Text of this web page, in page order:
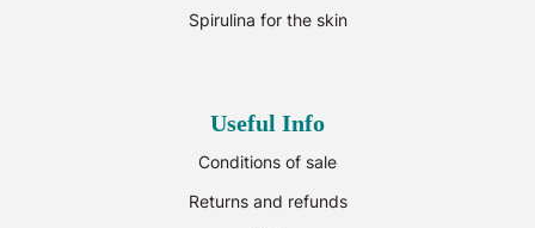
Spirulina for the skin
Useful Info
Conditions of sale
Returns and refunds